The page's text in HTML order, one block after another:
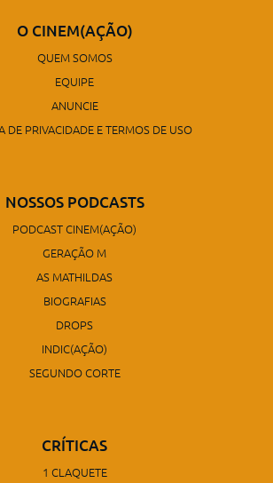
O CINEM(AÇÃO)
QUEM SOMOS
EQUIPE
ANUNCIE
DE PRIVACIDADE E TERMOS DE USO
NOSSOS PODCASTS
PODCAST CINEM(AÇÃO)
GERAÇÃO M
AS MATHILDAS
BIOGRAFIAS
DROPS
INDIC(AÇÃO)
SEGUNDO CORTE
CRÍTICAS
1 CLAQUETE